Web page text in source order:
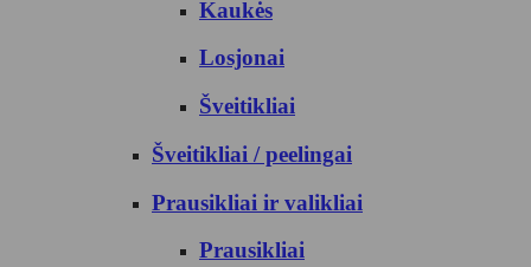
Kaukės
Losjonai
Šveitikliai
Šveitikliai / peelingai
Prausikliai ir valikliai
Prausikliai